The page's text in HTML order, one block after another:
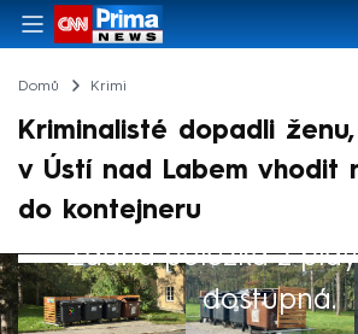
Domů Krimi
Kriminalisté dopadli
v Ústí nad Labem vhodit
do kontejneru
Žádná položka z
dostupná.